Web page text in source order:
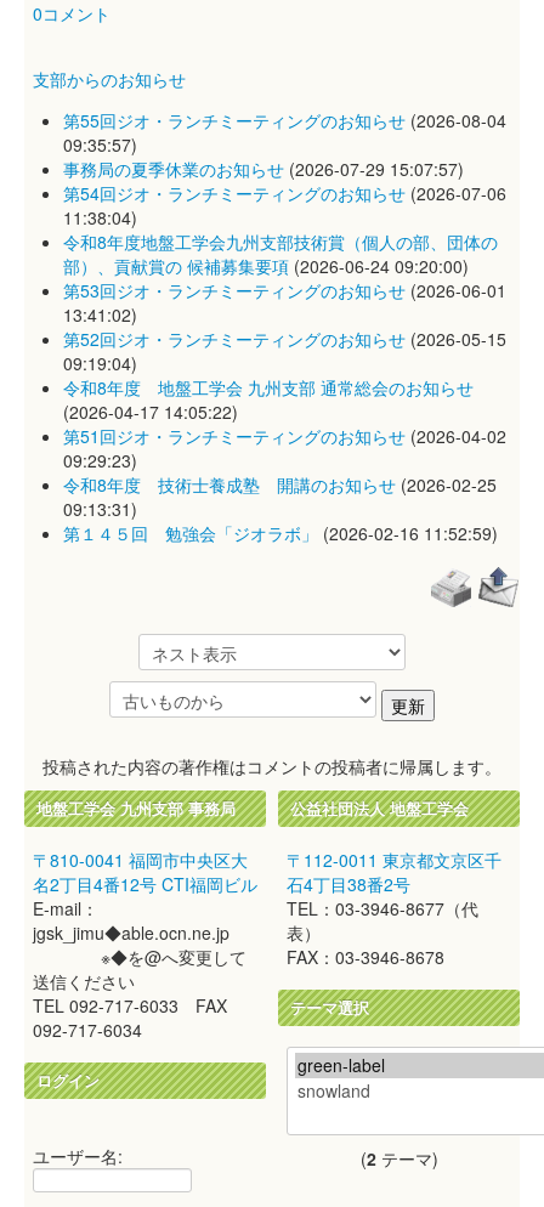
0コメント
支部からのお知らせ
第55回ジオ・ランチミーティングのお知らせ (2026-08-04
09:35:57)
事務局の夏季休業のお知らせ (2026-07-29 15:07:57)
第54回ジオ・ランチミーティングのお知らせ (2026-07-06
11:38:04)
令和8年度地盤工学会九州支部技術賞（個人の部、団体の
部）、貢献賞の 候補募集要項 (2026-06-24 09:20:00)
第53回ジオ・ランチミーティングのお知らせ (2026-06-01
13:41:02)
第52回ジオ・ランチミーティングのお知らせ (2026-05-15
09:19:04)
令和8年度 地盤工学会 九州支部 通常総会のお知らせ
(2026-04-17 14:05:22)
第51回ジオ・ランチミーティングのお知らせ (2026-04-02
09:29:23)
令和8年度 技術士養成塾 開講のお知らせ (2026-02-25
09:13:31)
第１４５回 勉強会「ジオラボ」
(2026-02-16 11:52:59)
投稿された内容の著作権はコメントの投稿者に帰属します。
地盤工学会 九州支部 事務局
〒810-0041 福岡市中央区大
名2丁目4番12号 CTI福岡ビル
E-mail：
jgsk_jimu◆able.ocn.ne.jp
※◆を@へ変更して
送信ください
TEL 092-717-6033 FAX
092-717-6034
ログイン
ユーザー名:
公益社団法人 地盤工学会
〒112-0011 東京都文京区千
石4丁目38番2号
TEL：03-3946-8677（代
表）
FAX：03-3946-8678
テーマ選択
(2テーマ)